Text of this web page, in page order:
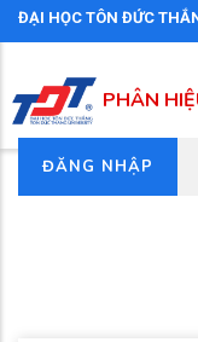
Nhảy
đến
dung
ĐẠI HỌC TÔN ĐỨC
PHÂN
Tab
ĐĂNG NHẬP